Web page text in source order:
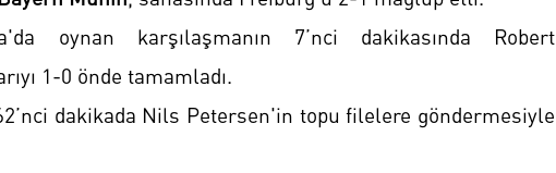
oynan karşılaşmanın 7’nci dakikasında Robert
1-0 önde tamamladı.
dakikada Nils Petersen'in topu filelere göndermesiyle